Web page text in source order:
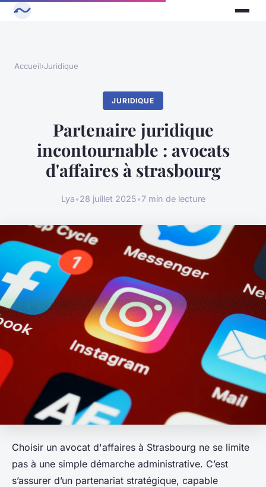
Accueil›Juridique
JURIDIQUE
Partenaire juridique
incontournable : avocats
d'affaires à strasbourg
Lya•28 juillet 2025•7 min de lecture
Choisir un avocat d'affaires à Strasbourg ne se limite
pas à une simple démarche administrative. C’est
s’assurer d’un partenariat stratégique, capable